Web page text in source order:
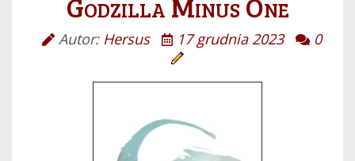
Autor: Hersus 17 grudnia 2023 0